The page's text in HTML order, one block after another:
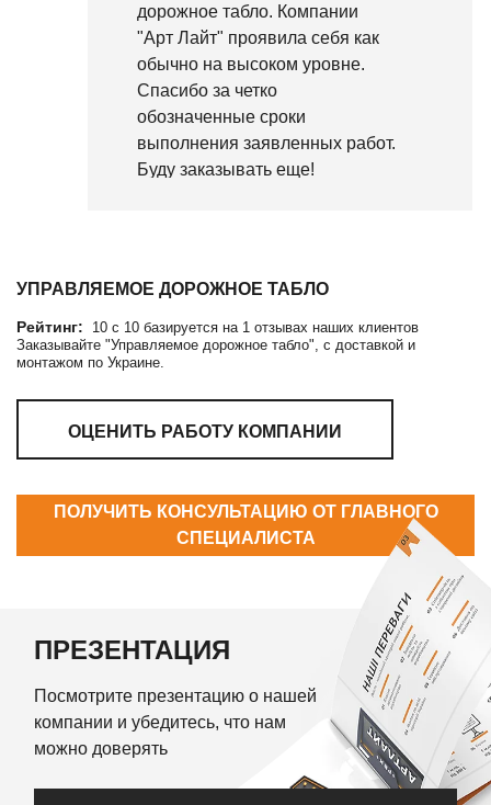
дорожное табло. Компании
"Арт Лайт" проявила себя как
обычно на высоком уровне.
Спасибо за четко
обозначенные сроки
выполнения заявленных работ.
Буду заказывать еще!
УПРАВЛЯЕМОЕ ДОРОЖНОЕ ТАБЛО
Рейтинг: 10 c 10 базируется на 1 отзывах наших клиентов
Заказывайте "Управляемое дорожное табло", с доставкой и
монтажом по Украине.
ОЦЕНИТЬ РАБОТУ КОМПАНИИ
ПОЛУЧИТЬ КОНСУЛЬТАЦИЮ ОТ ГЛАВНОГО
СПЕЦИАЛИСТА
ПРЕЗЕНТАЦИЯ
Посмотрите презентацию о нашей
компании и убедитесь, что нам
можно доверять